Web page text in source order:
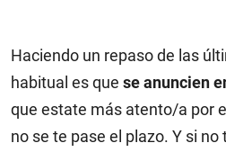
Haciendo un repaso de las
habitual es que se anuncien
que estate más atento/a por
no se te pase el plazo. Y si